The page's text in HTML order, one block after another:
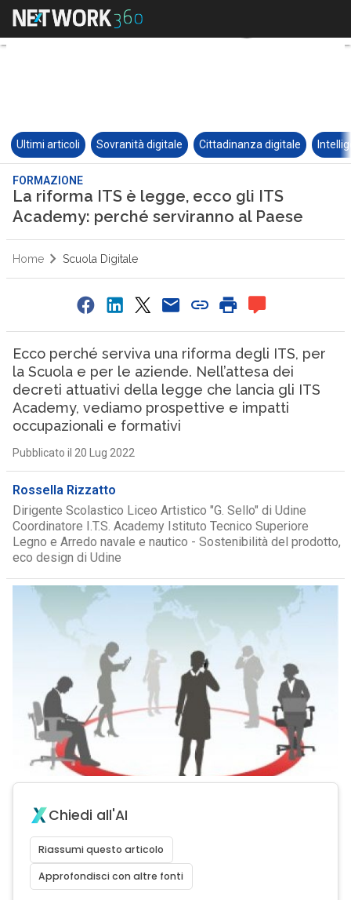
Ultimi articoli Sovranità digitale Cittadinanza digitale
FORMAZIONE
La riforma ITS è legge, ecco gli ITS
Academy: perché serviranno al Paese
Home Scuola Digitale
Ecco perché serviva una riforma degli ITS, per
la Scuola e per le aziende. Nell’attesa dei
decreti attuativi della legge che lancia gli ITS
Academy, vediamo prospettive e impatti
occupazionali e formativi
Pubblicato il 20 Lug 2022
Rossella Rizzatto
Dirigente Scolastico Liceo Artistico "G. Sello" di Udine
Coordinatore I.T.S. Academy Istituto Tecnico Superiore
Legno e Arredo navale e nautico - Sostenibilità del prodotto,
eco design di Udine
Chiedi all'AI
Riassumi questo articolo
Approfondisci con altre fonti